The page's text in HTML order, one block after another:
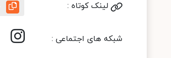
لینک کوتاه :
شبکه های اجتماعی :